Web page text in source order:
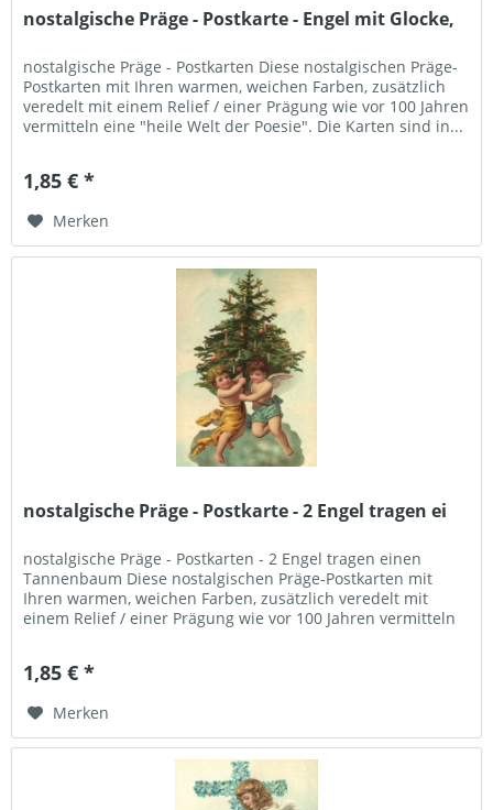
nostalgische Präge - Postkarte - Engel mit Glocke,
nostalgische Präge - Postkarten Diese nostalgischen Präge-
Postkarten mit Ihren warmen, weichen Farben, zusätzlich
veredelt mit einem Relief / einer Prägung wie vor 100 Jahren
vermitteln eine "heile Welt der Poesie". Die Karten sind in...
1,85 € *
Merken
nostalgische Präge - Postkarte - 2 Engel tragen ei
nostalgische Präge - Postkarten - 2 Engel tragen einen
Tannenbaum Diese nostalgischen Präge-Postkarten mit
Ihren warmen, weichen Farben, zusätzlich veredelt mit
einem Relief / einer Prägung wie vor 100 Jahren vermitteln
1,85 € *
Merken